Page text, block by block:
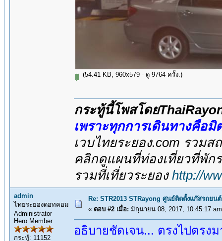
(54.41 KB, 960x579 - ดู 9764 ครั้ง.)
กระทู้นี้โพสโดย
เพราะทุกการเดินทางคือมิ
เวบไทยระยอง.com รวม
คลิกดูแผนที่ท่องเที่ยวที่พัก
รวมที่เที่ยวระยอง http://
admin
ไทยระยองดอทคอม
Administrator
Hero Member
กระทู้: 11152
Re: STR2013 STRayong ศูนย์ติดตั้งแก๊สรถยน
« ตอบ #2 เมื่อ: มิถุนายน 08, 2017, 10:45:17
อธิบายชัดเจน... ตรงไปตรง